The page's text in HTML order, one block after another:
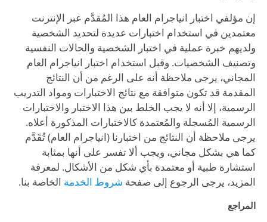
إن مؤلفي اختبار انياجرام العام هذا المُقدَّم عبر الإنترنت
معتمدين في استخدام اختبارات عديدة لتحديد الشخصية
ولديهم خبرة عملية في اختبار الشخصية والحالات النفسية
وتصنيف الشخصيات. وقبل استخدام اختبار انياجرام العام
المجاني، يرجى ملاحظة أنه على الرغم من أن النتائج
المقدمة قد تكون متوافقة مع نتائج الاختبارات ومواد التدريب
الرسمية، إلا أنه لا يجب الخلط بين هذا الاختبار والاختبارات
الرسمية المُسجلة والمُعتمدة كالاختبارات المذكورة أعلاه.
يرجى ملاحظة أن النتائج من اختبارنا (انياجرام العام) تُقَدَّم
كما هي بشكل مجاني، ويجب ألا تفسر على أنها بمثابة
استشارة طبية أو معتمدة بأي شكل من الأشكال. لمعرفة
المزيد، يرجى الرجوع إلى صفحة شروط الخدمة الخاصة بنا.
المراجع